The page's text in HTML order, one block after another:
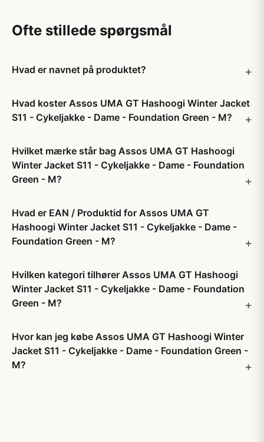
Ofte stillede spørgsmål
Hvad er navnet på produktet?
Hvad koster Assos UMA GT Hashoogi Winter Jacket
S11 - Cykeljakke - Dame - Foundation Green - M?
Hvilket mærke står bag Assos UMA GT Hashoogi
Winter Jacket S11 - Cykeljakke - Dame - Foundation
Green - M?
Hvad er EAN / Produktid for Assos UMA GT
Hashoogi Winter Jacket S11 - Cykeljakke - Dame -
Foundation Green - M?
Hvilken kategori tilhører Assos UMA GT Hashoogi
Winter Jacket S11 - Cykeljakke - Dame - Foundation
Green - M?
Hvor kan jeg købe Assos UMA GT Hashoogi Winter
Jacket S11 - Cykeljakke - Dame - Foundation Green -
M?